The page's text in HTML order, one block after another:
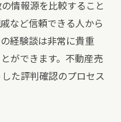
情報源を比較すること
など信頼できる人から
経験談は非常に貴重
ができます。不動産売
た評判確認のプロセス